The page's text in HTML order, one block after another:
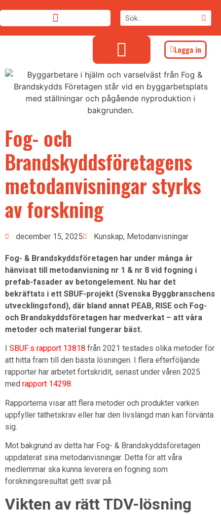
Logga in
Fog- och
Brandskyddsföretagens
metodanvisningar styrks
av forskning
december 15, 2025 Kunskap, Metodanvisningar
Fog- & Brandskyddsföretagen har under många år
hänvisat till metodanvisning nr 1 & nr 8 vid fogning i
prefab-fasader av betongelement. Nu har det
bekräftats i ett SBUF-projekt (Svenska Byggbranschens
utvecklingsfond), där bland annat PEAB, RISE och Fog-
och Brandskyddsföretagen har medverkat – att våra
metoder och material fungerar bäst.
SBUF:s rapport 13818 från 2021 testades olika metoder för
att hitta fram till den bästa lösningen. I flera efterföljande
rapporter har arbetet fortskridit, senast under våren 2025
med rapport 14298.
Rapporterna visar att flera metoder och produkter varken
uppfyller täthetskrav eller har den livslängd man kan förvänta
sig.
Mot bakgrund av detta har Fog- & Brandskyddsföretagen
uppdaterat sina metodanvisningar. Detta för att våra
medlemmar ska kunna leverera en fogning som
forskningsresultat gett svar på.
Vikten av rätt TDV-lösning